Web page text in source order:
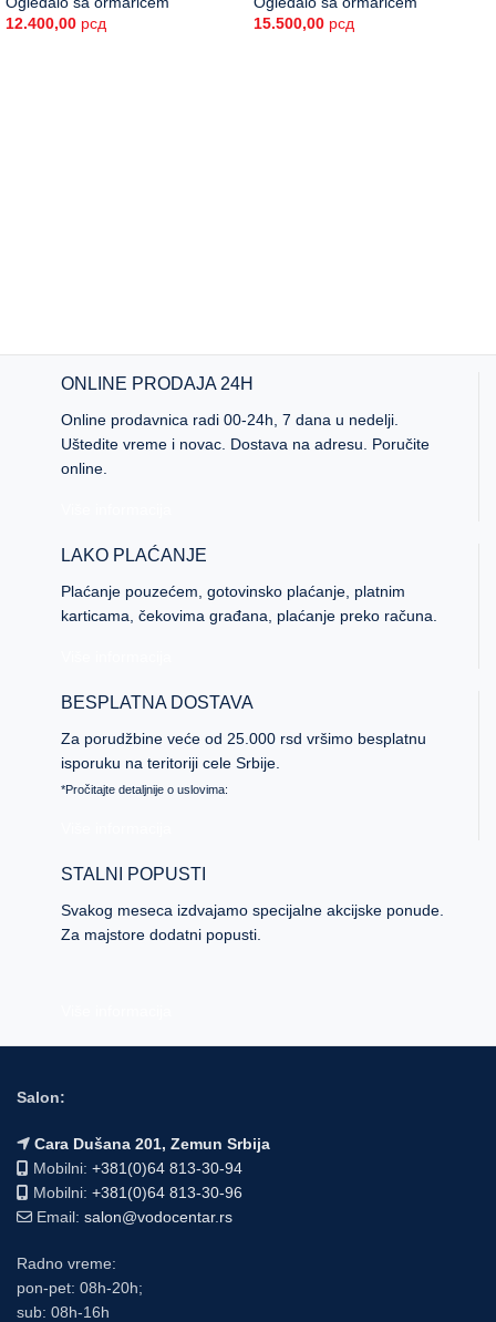
12.400,00 рсд
15.500,00 рсд
ONLINE PRODAJA 24H
Online prodavnica radi 00-24h, 7 dana u nedelji.
Uštedite vreme i novac. Dostava na adresu. Poručite
online.
LAKO PLAĆANJE
Plaćanje pouzećem, gotovinsko plaćanje, platnim
karticama, čekovima građana, plaćanje preko računa.
BESPLATNA DOSTAVA
Za porudžbine veće od 25.000 rsd vršimo besplatnu
isporuku na teritoriji cele Srbije.
*Pročitajte detaljnije o uslovima:
STALNI POPUSTI
Svakog meseca izdvajamo specijalne akcijske ponude.
Za majstore dodatni popusti.
Salon:
Cara Dušana 201, Zemun Srbija
Mobilni: +381(0)64 813-30-94
Mobilni: +381(0)64 813-30-96
Email: salon@vodocentar.rs
Radno vreme:
pon-pet: 08h-20h;
sub: 08h-16h